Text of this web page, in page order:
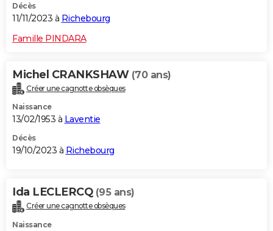
Décès
11/11/2023 à Richebourg
Famille PINDARA
Michel CRANKSHAW (70 ans)
Créer une cagnotte obsèques
Naissance
13/02/1953 à Laventie
Décès
19/10/2023 à Richebourg
Ida LECLERCQ (95 ans)
Créer une cagnotte obsèques
Naissance